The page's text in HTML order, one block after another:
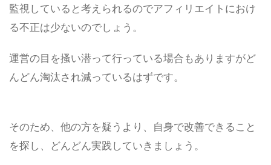
監視していると考えられるのでアフィリエイトにおけ
る不正は少ないのでしょう。
運営の目を搔い潜って行っている場合もありますがど
んどん淘汰され減っているはずです。
そのため、他の方を疑うより、自身で改善できること
を探し、どんどん実践していきましょう。